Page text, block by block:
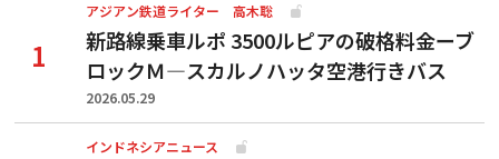
アジアン鉄道ライター 高木聡
新路線乗車ルポ 3500ルピアの破格料金ーブ
ロックＭ―スカルノハッタ空港行きバス
2026.05.29
インドネシアニュース